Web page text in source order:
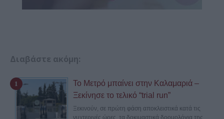
Διαβάστε ακόμη:
Το Μετρό μπαίνει στην Καλαμαριά –
Ξεκίνησε το τελικό “trial run”
Ξεκινούν, σε πρώτη φάση αποκλειστικά κατά τις
νυχτερινές ώρες, τα δοκιμαστικά δρομολόγια της